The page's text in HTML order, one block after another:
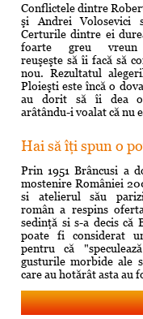
Conflictele dintre
şi Andrei Volosevici
Certurile dintre ei
foarte greu vreun
reuşeşte să îi facă să
nou. Rezultatul
Ploieşti este încă o
au dorit să îi dea o
arâtându-i voalat că nu
Hai să îţi spun o
Prin 1951 Brâncusi a
mostenire României
si atelierul său
român a respins
sedinţă si s-a decis că
poate fi considerat
pentru că
gusturile morbide ale
care au hotărât asta au